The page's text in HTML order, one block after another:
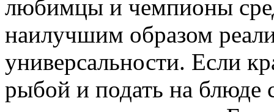
любимцы и чемпионы
наилучшим образом
универсальности. Если
рыбой и подать на блюде